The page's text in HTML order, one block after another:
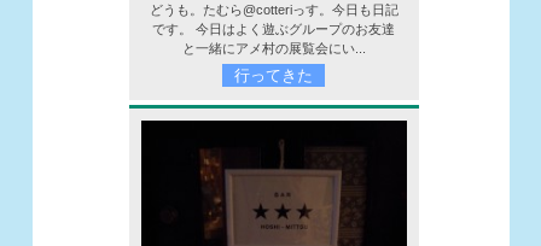
どうも。たむら@cotteriっす。今日も日記
です。 今日はよく遊ぶグループのお友達
と一緒にアメ村の展覧会にい...
行ってきた